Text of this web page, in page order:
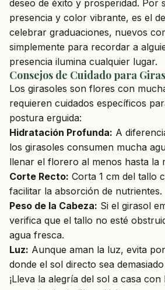
deseo de éxito y prosperidad. Por
presencia y color vibrante, es el
celebrar graduaciones, nuevos
simplemente para recordar a
presencia ilumina cualquier lugar.
Consejos de Cuidado para
Los girasoles son flores con
requieren cuidados específicos
postura erguida:
Hidratación Profunda: A
los girasoles consumen mucha
llenar el florero al menos hasta la
Corte Recto: Corta 1 cm del tallo
facilitar la absorción de nutrientes.
Peso de la Cabeza: Si el girasol
verifica que el tallo no esté
agua fresca.
Luz: Aunque aman la luz, evita
donde el sol directo sea
¡Lleva la alegría del sol a casa con